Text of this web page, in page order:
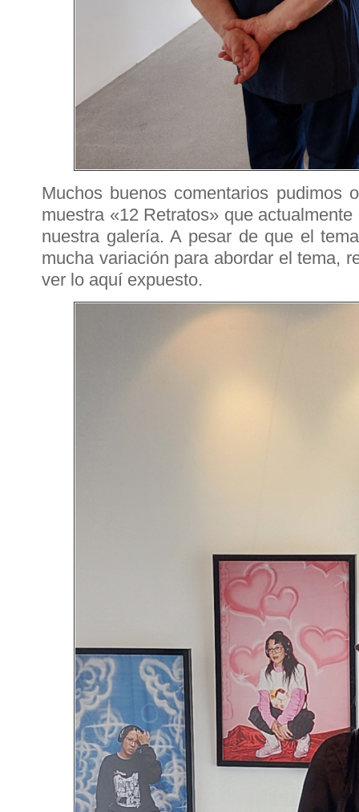
Muchos buenos comentarios pudimos
muestra «12 Retratos» que
nuestra galería. A pesar de que el
mucha variación para abordar el tema,
ver lo aquí expuesto.